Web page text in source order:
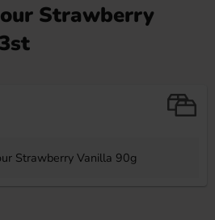
Strawberry
Strawberry Vanilla 90g